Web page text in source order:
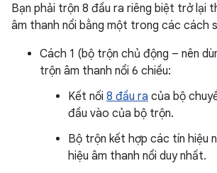
Bạn phải trộn 8 đầu ra riêng biệt trở lại
âm thanh nổi bằng một trong các cách
Cách 1 (bộ trộn chủ động – nên
trộn âm thanh nổi 6 chiều:
Kết nối 8 đầu ra của bộ
đầu vào của bộ trộn.
Bộ trộn kết hợp các tín hiệu
hiệu âm thanh nổi duy nhất.